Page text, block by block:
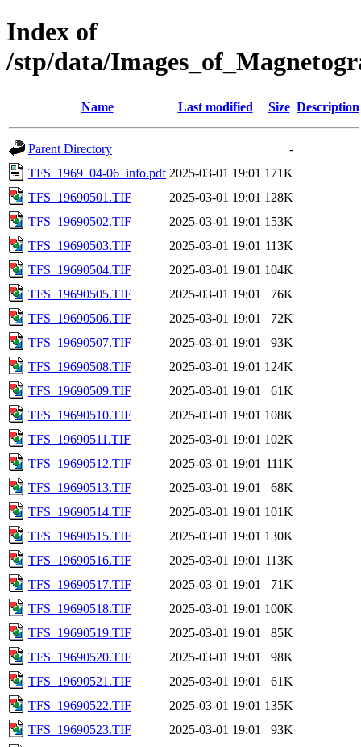
Index of
/stp/data/
Name Last modified Size Description
Parent Directory
-
TFS_1969_04-06_info.pdf 2025-03-01 19:01 171K
TFS_19690501.TIF
2025-03-01 19:01 128K
TFS_19690502.TIF
2025-03-01 19:01 153K
TFS_19690503.TIF
2025-03-01 19:01 113K
TFS_19690504.TIF
2025-03-01 19:01 104K
TFS_19690505.TIF
2025-03-01 19:01
76K
TFS_19690506.TIF
2025-03-01 19:01
72K
TFS_19690507.TIF
2025-03-01 19:01
93K
TFS_19690508.TIF
2025-03-01 19:01 124K
TFS_19690509.TIF
2025-03-01 19:01
61K
TFS_19690510.TIF
2025-03-01 19:01 108K
TFS_19690511.TIF
2025-03-01 19:01 102K
TFS_19690512.TIF
2025-03-01 19:01 111K
TFS_19690513.TIF
2025-03-01 19:01
68K
TFS_19690514.TIF
2025-03-01 19:01 101K
TFS_19690515.TIF
2025-03-01 19:01 130K
TFS_19690516.TIF
2025-03-01 19:01 113K
TFS_19690517.TIF
2025-03-01 19:01
71K
TFS_19690518.TIF
2025-03-01 19:01 100K
TFS_19690519.TIF
2025-03-01 19:01
85K
TFS_19690520.TIF
2025-03-01 19:01
98K
TFS_19690521.TIF
2025-03-01 19:01
61K
TFS_19690522.TIF
2025-03-01 19:01 135K
TFS_19690523.TIF
2025-03-01 19:01
93K